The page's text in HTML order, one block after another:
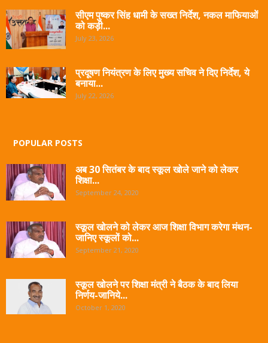
सीएम पुष्कर सिंह धामी के सख्त निर्देश, नकल माफियाओं
को कड़ी...
July 23, 2026
प्रदूषण नियंत्रण के लिए मुख्य सचिव ने दिए निर्देश, ये
बनाया...
July 22, 2026
POPULAR POSTS
अब 30 सितंबर के बाद स्कूल खोले जाने को लेकर
शिक्षा...
September 24, 2020
स्कूल खोलने को लेकर आज शिक्षा विभाग करेगा मंथन-
जानिए स्कूलों को...
September 21, 2020
स्कूल खोलने पर शिक्षा मंत्री ने बैठक के बाद लिया
निर्णय-जानिये...
October 1, 2020